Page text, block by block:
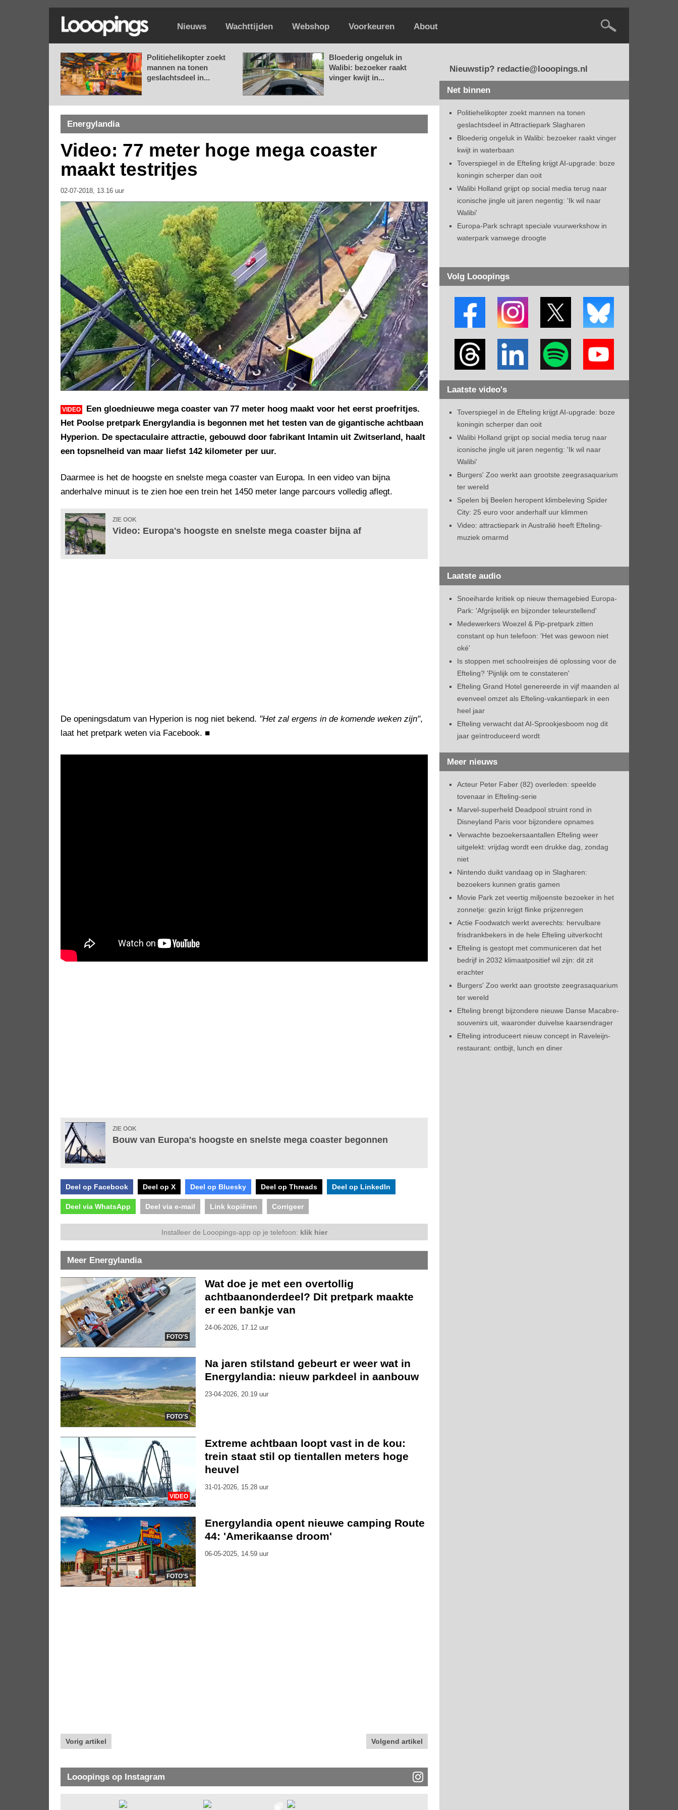
Nieuws Wachttijden Webshop Voorkeuren About
Politiehelikopter zoekt
mannen na tonen
geslachtsdeel in...
Bloederig ongeluk in
Walibi: bezoeker raakt
vinger kwijt in...
Energylandia
Video: 77 meter hoge mega coaster
maakt testritjes
02-07-2018, 13.16 uur
VIDEO
Een gloednieuwe mega coaster van 77 meter hoog maakt voor het eerst proefritjes.
Het Poolse pretpark Energylandia is begonnen met het testen van de gigantische achtbaan
Hyperion. De spectaculaire attractie, gebouwd door fabrikant Intamin uit Zwitserland, haalt
een topsnelheid van maar liefst 142 kilometer per uur.
Daarmee is het de hoogste en snelste mega coaster van Europa. In een video van bijna
anderhalve minuut is te zien hoe een trein het 1450 meter lange parcours volledig aflegt.
ZIE OOK
Video: Europa's hoogste en snelste mega coaster bijna af
De openingsdatum van Hyperion is nog niet bekend. "Het zal ergens in de komende weken zijn",
laat het pretpark weten via Facebook. ■
ZIE OOK
Bouw van Europa's hoogste en snelste mega coaster begonnen
Deel op Facebook Deel op X Deel op Bluesky Deel op Threads Deel op LinkedIn
Deel via WhatsApp Deel via e-mail Link kopiëren Corrigeer
Installeer de Looopings-app op je telefoon: klik hier
Meer Energylandia
FOTO'S
Wat doe je met een overtollig
achtbaanonderdeel? Dit pretpark maakte
er een bankje van
24-06-2026, 17.12 uur
FOTO'S
Na jaren stilstand gebeurt er weer wat in
Energylandia: nieuw parkdeel in aanbouw
23-04-2026, 20.19 uur
VIDEO
Extreme achtbaan loopt vast in de kou:
trein staat stil op tientallen meters hoge
heuvel
31-01-2026, 15.28 uur
FOTO'S
Energylandia opent nieuwe camping Route
44: 'Amerikaanse droom'
06-05-2025, 14.59 uur
Vorig artikel Volgend artikel
Looopings op Instagram
Nieuwstip? redactie@looopings.nl
Net binnen
Politiehelikopter zoekt mannen na tonen
geslachtsdeel in Attractiepark Slagharen
Bloederig ongeluk in Walibi: bezoeker raakt vinger
kwijt in waterbaan
Toverspiegel in de Efteling krijgt AI-upgrade: boze
koningin scherper dan ooit
Walibi Holland grijpt op social media terug naar
iconische jingle uit jaren negentig: 'Ik wil naar
Walibi'
Europa-Park schrapt speciale vuurwerkshow in
waterpark vanwege droogte
Volg Looopings
Laatste video's
Toverspiegel in de Efteling krijgt AI-upgrade: boze
koningin scherper dan ooit
Walibi Holland grijpt op social media terug naar
iconische jingle uit jaren negentig: 'Ik wil naar
Walibi'
Burgers' Zoo werkt aan grootste zeegrasaquarium
ter wereld
Spelen bij Beelen heropent klimbeleving Spider
City: 25 euro voor anderhalf uur klimmen
Video: attractiepark in Australië heeft Efteling-
muziek omarmd
Laatste audio
Snoeiharde kritiek op nieuw themagebied Europa-
Park: 'Afgrijselijk en bijzonder teleurstellend'
Medewerkers Woezel & Pip-pretpark zitten
constant op hun telefoon: 'Het was gewoon niet
oké'
Is stoppen met schoolreisjes dé oplossing voor de
Efteling? 'Pijnlijk om te constateren'
Efteling Grand Hotel genereerde in vijf maanden al
evenveel omzet als Efteling-vakantiepark in een
heel jaar
Efteling verwacht dat AI-Sprookjesboom nog dit
jaar geïntroduceerd wordt
Meer nieuws
Acteur Peter Faber (82) overleden: speelde
tovenaar in Efteling-serie
Marvel-superheld Deadpool struint rond in
Disneyland Paris voor bijzondere opnames
Verwachte bezoekersaantallen Efteling weer
uitgelekt: vrijdag wordt een drukke dag, zondag
niet
Nintendo duikt vandaag op in Slagharen:
bezoekers kunnen gratis gamen
Movie Park zet veertig miljoenste bezoeker in het
zonnetje: gezin krijgt flinke prijzenregen
Actie Foodwatch werkt averechts: hervulbare
frisdrankbekers in de hele Efteling uitverkocht
Efteling is gestopt met communiceren dat het
bedrijf in 2032 klimaatpositief wil zijn: dit zit
erachter
Burgers' Zoo werkt aan grootste zeegrasaquarium
ter wereld
Efteling brengt bijzondere nieuwe Danse Macabre-
souvenirs uit, waaronder duivelse kaarsendrager
Efteling introduceert nieuw concept in Raveleijn-
restaurant: ontbijt, lunch en diner